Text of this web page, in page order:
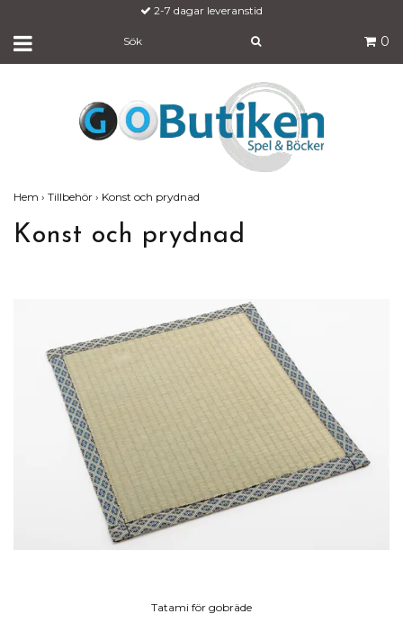
2-7 dagar leveranstid
0
Hem › Tillbehör › Konst och prydnad
Konst och prydnad
Tatami för gobräde